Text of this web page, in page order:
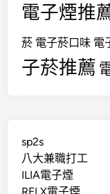
電子煙推
菸 電子菸口味 電
子菸推薦
sp2s
八大兼職打工
ILIA電子煙
RELX電子煙